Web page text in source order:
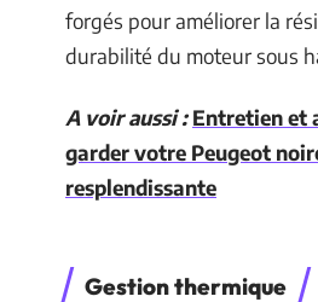
forgés pour améliorer la
durabilité du moteur sous
A voir aussi : Entretien et
garder votre Peugeot
resplendissante
Gestion thermique